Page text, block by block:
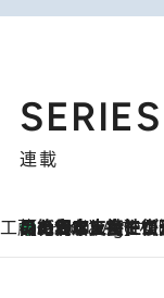
SERIES
連載
工藤まやのおもてな
1 Hour Ago
【ハワイ土産】ローカルの絶大な支持で復活！ 絶品の幻クッキー《元ファンの日本人女性が受け継いだ名店》